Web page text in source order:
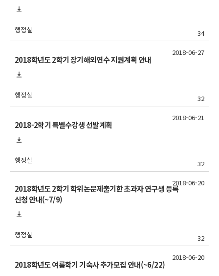
행정실 34
2018학년도 2학기 장기해외연수 지원계획 안내
행정실 32
2018-06-27
2018-2학기 특별수강생 선발계획
행정실 32
2018-06-21
2018학년도 2학기 학위논문제출기한 초과자 연구생 등록
신청 안내(~7/9)
행정실 32
2018-06-20
2018학년도 여름학기 기숙사 추가모집 안내(~6/22)
2018-06-20